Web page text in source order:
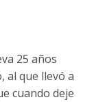
25 años
al que llevó a
cuando deje